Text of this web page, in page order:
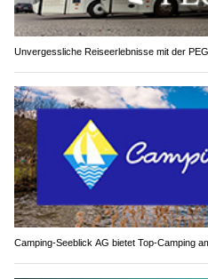
Unvergessliche Reiseerlebnisse mit der
Camping-Seeblick AG bietet Top-Camping